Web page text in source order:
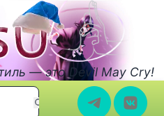
— это Devil May Cry!